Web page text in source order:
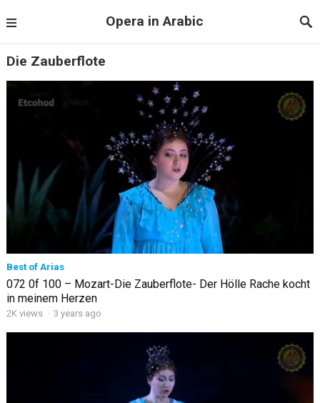
Opera in Arabic
Die Zauberflote
Best of Arias
072 0f 100 – Mozart-Die Zauberflote- Der Hölle Rache kocht
in meinem Herzen
2K views · 3 years ago